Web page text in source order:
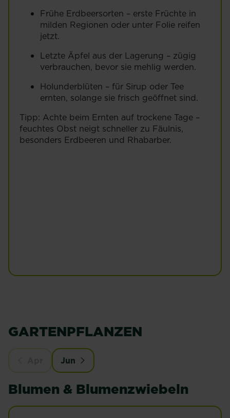
Frühe Erdbeersorten – erste Früchte in
milden Regionen oder unter Folie reifen
jetzt.
Letzte Äpfel aus der Lagerung – zügig
verbrauchen, bevor sie mehlig werden.
Holunderblüten – für Sirup oder Tee
ernten, solange sie frisch geöffnet sind.
Tipp: Achte beim Ernten auf trockene Tage –
feuchtes Obst neigt schneller zu Fäulnis,
besonders Erdbeeren und Rhabarber.
GARTENPFLANZEN
Jun
Blumen & Blumenzwiebeln